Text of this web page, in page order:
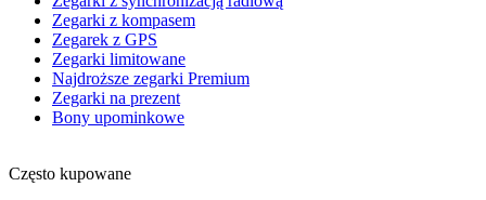
Zegarki z kompasem
Zegarek z GPS
Zegarki limitowane
Najdroższe zegarki Premium
Zegarki na prezent
Bony upominkowe
Często kupowane